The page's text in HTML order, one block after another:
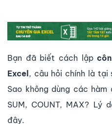
Bạn đã biết cách lập
Excel, câu hỏi chính là tại
Sao không dùng các hàm
SUM, COUNT, MAX? Lý
đây.